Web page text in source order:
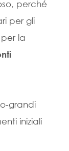
perché
per gli
la
grandi
iniziali